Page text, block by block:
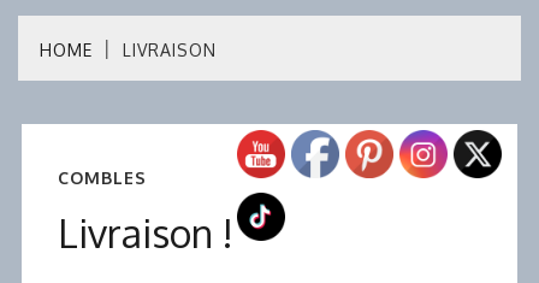
HOME LIVRAISON
COMBLES
Livraison !